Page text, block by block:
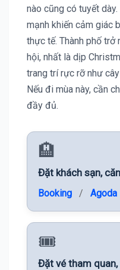
nào cũng có tuyết
mạnh khiến cảm giác
thực tế. Thành phố trở
hội, nhất là dịp
trang trí rực rỡ như
Nếu đi mùa này, cần
đầy đủ.
🏨
Đặt khách sạn,
Booking / Agoda
🎟️
Đặt vé tham